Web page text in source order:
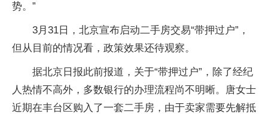
势。”
3月31日，北京宣布启动二手房交易“带押过户”，
但从目前的情况看，政策效果还待观察。
据北京日报此前报道，关于“带押过户”，除了经纪
人热情不高外，多数银行的办理流程尚不明晰。唐女士
近期在丰台区购入了一套二手房，由于卖家需要先解抵